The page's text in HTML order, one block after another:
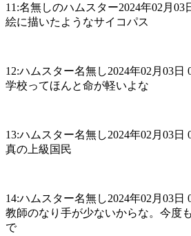
11:名無しのハムスター2024年02月03
絵に描いたようなサイコパス
12:ハムスター名無し2024年02月03日
学校ってほんと命が軽いよな
13:ハムスター名無し2024年02月03日
真の上級国民
14:ハムスター名無し2024年02月03日
教師のなり手が少ないからな。今度
で